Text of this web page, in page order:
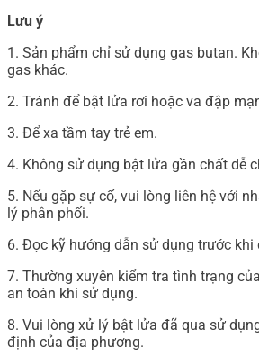
Lưu ý
1. Sản phẩm chỉ sử dụng gas butan.
gas khác.
2. Tránh để bật lửa rơi hoặc va đập
3. Để xa tầm tay trẻ em.
4. Không sử dụng bật lửa gần chất dễ
5. Nếu gặp sự cố, vui lòng liên hệ với
lý phân phối.
6. Đọc kỹ hướng dẫn sử dụng trước khi
7. Thường xuyên kiểm tra tình trạng
an toàn khi sử dụng.
8. Vui lòng xử lý bật lửa đã qua sử
định của địa phương.